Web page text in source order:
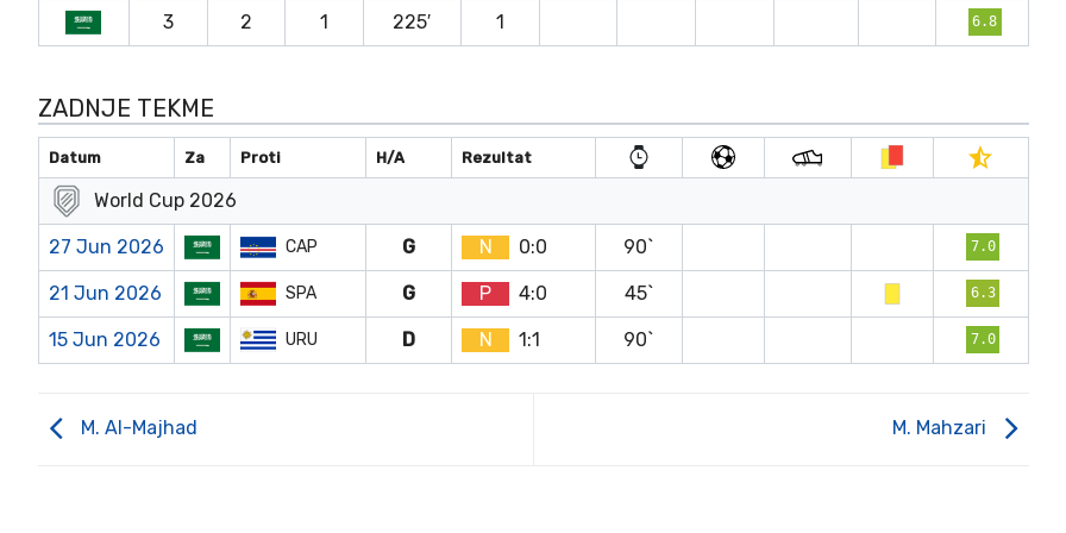
3 2 1 225′ 1 6.8
ZADNJE TEKME
Datum Za Proti H/A Rezultat
World Cup 2026
27 Jun 2026 CAP G N 0:0 90` 7.0
21 Jun 2026 SPA G P 4:0 45` 6.3
15 Jun 2026 URU D N 1:1 90` 7.0
M. Al-Majhad M. Mahzari